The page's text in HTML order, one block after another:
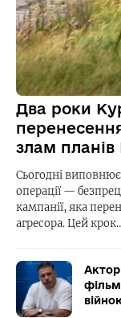
Два роки
злам
Сьогодні
операції —
кампанії, яка
агресора. Цей